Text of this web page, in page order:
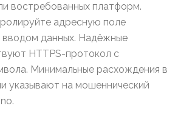
востребованных платформ.
адресную поле
вводом данных. Надёжные
HTTPS-протокол с
Минимальные расхождения в
указывают на мошеннический